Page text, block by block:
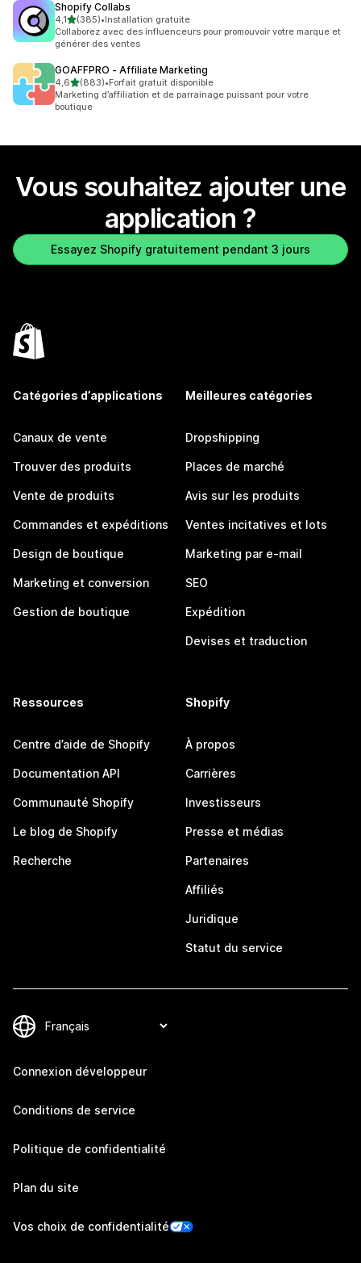
Shopify Collabs
4,1étoile(s) sur 5
(385)
385 avis au total
•Installation gratuite
Collaborez avec des influenceurs pour promouvoir votre marque et
générer des ventes
GOAFFPRO ‑ Affiliate Marketing
4,6étoile(s) sur 5
(883)
883 avis au total
•Forfait gratuit disponible
Marketing d’affiliation et de parrainage puissant pour votre
boutique
Vous souhaitez ajouter une
application ?
Essayez Shopify gratuitement pendant 3 jours
Catégories d’applications
Canaux de vente
Trouver des produits
Vente de produits
Commandes et expéditions
Design de boutique
Marketing et conversion
Gestion de boutique
Meilleures catégories
Dropshipping
Places de marché
Avis sur les produits
Ventes incitatives et lots
Marketing par e-mail
SEO
Expédition
Devises et traduction
Ressources
Centre d’aide de Shopify
Documentation API
Communauté Shopify
Le blog de Shopify
Recherche
Shopify
À propos
Carrières
Investisseurs
Presse et médias
Partenaires
Affiliés
Juridique
Statut du service
Connexion développeur
Conditions de service
Politique de confidentialité
Plan du site
Vos choix de confidentialité